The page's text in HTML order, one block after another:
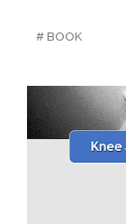
# BOOK